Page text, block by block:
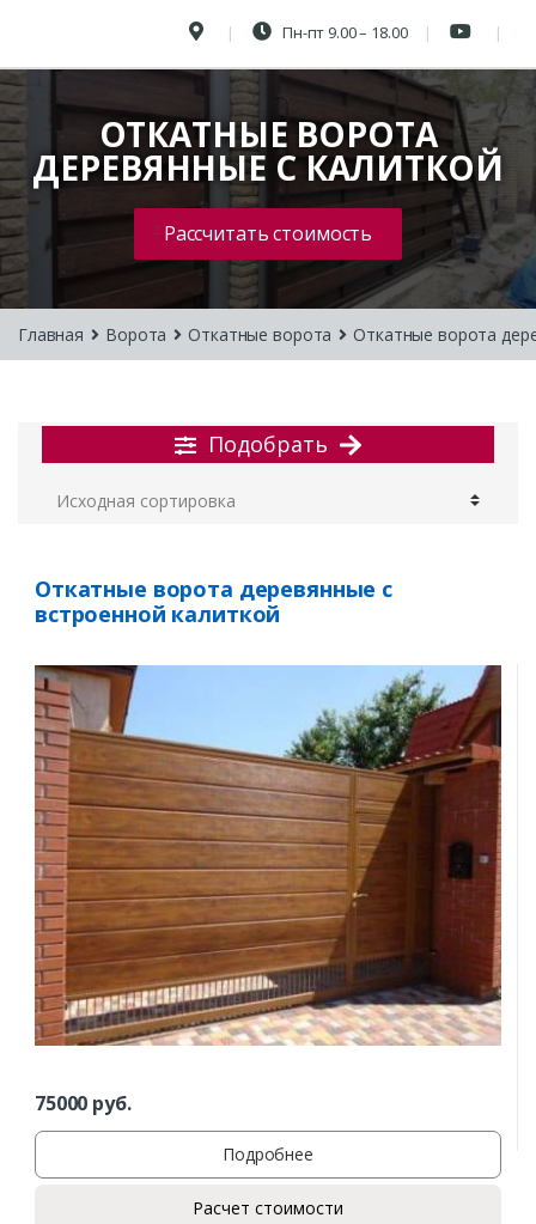
Пн-пт 9.00 – 18.00
ОТКАТНЫЕ ВОРОТА
ДЕРЕВЯННЫЕ С КАЛИТКОЙ
Рассчитать стоимость
Главная Ворота Откатные ворота Откатные ворота
Подобрать
Откатные ворота деревянные с
встроенной калиткой
75000 руб.
Подробнее
Расчет стоимости